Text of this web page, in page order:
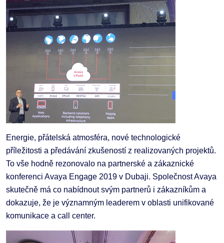
Energie, přátelská atmosféra, nové technologické
příležitosti a předávání zkušeností z realizovaných projektů.
To vše hodně rezonovalo na partnerské a zákaznické
konferenci Avaya Engage 2019 v Dubaji. Společnost Avaya
skutečně má co nabídnout svým partnerů i zákazníkům a
dokazuje, že je významným leaderem v oblasti unifikované
komunikace a call center.